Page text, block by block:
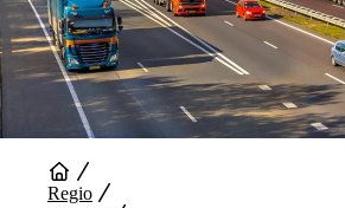
Auto Diensten
Regio